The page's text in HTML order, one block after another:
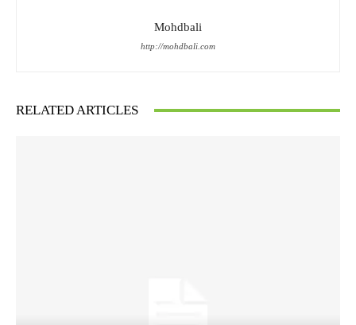
Mohdbali
http://mohdbali.com
RELATED ARTICLES